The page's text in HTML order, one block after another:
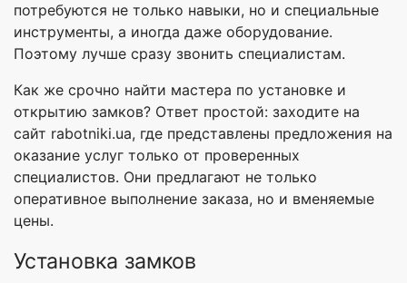
потребуются не только навыки, но и специальные
инструменты, а иногда даже оборудование.
Поэтому лучше сразу звонить специалистам.
Как же срочно найти мастера по установке и
открытию замков? Ответ простой: заходите на
сайт rabotniki.ua, где представлены предложения на
оказание услуг только от проверенных
специалистов. Они предлагают не только
оперативное выполнение заказа, но и вменяемые
цены.
Установка замков